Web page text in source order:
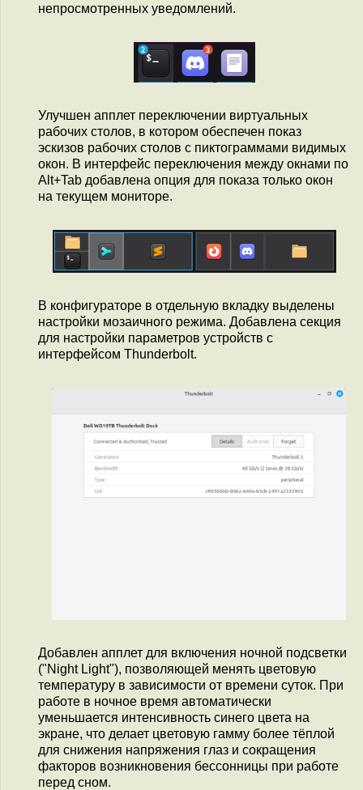
непросмотренных уведомлений.
Улучшен апплет переключении виртуальных
рабочих столов, в котором обеспечен показ
эскизов рабочих столов с пиктограммами видимых
окон. В интерфейс переключения между окнами по
Alt+Tab добавлена опция для показа только окон
на текущем мониторе.
В конфигураторе в отдельную вкладку выделены
настройки мозаичного режима. Добавлена секция
для настройки параметров устройств с
интерфейсом Thunderbolt.
Добавлен апплет для включения ночной подсветки
("Night Light"), позволяющей менять цветовую
температуру в зависимости от времени суток. При
работе в ночное время автоматически
уменьшается интенсивность синего цвета на
экране, что делает цветовую гамму более тёплой
для снижения напряжения глаз и сокращения
факторов возникновения бессонницы при работе
перед сном.